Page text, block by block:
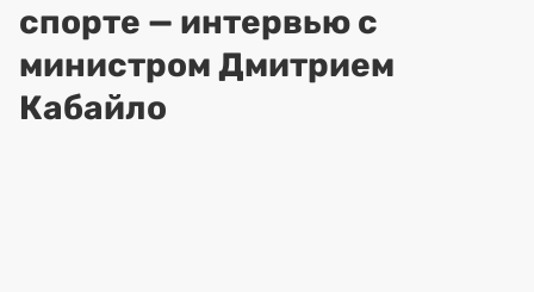
спорте — интервью с
министром Дмитрием
Кабайло